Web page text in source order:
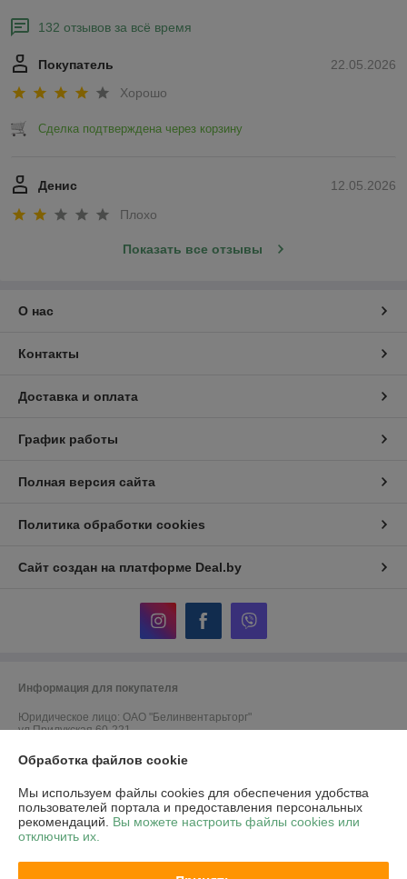
132 отзывов за всё время
22.05.2026
Покупатель
Хорошо
Сделка подтверждена через корзину
12.05.2026
Денис
Плохо
Показать все отзывы
О нас
Контакты
Доставка и оплата
График работы
Полная версия сайта
Политика обработки cookies
Сайт создан на платформе Deal.by
Информация для покупателя
Юридическое лицо: ОАО "Белинвентарьторг"
ул.Прилукская 60-221
Регистрационный номер ЕГР: 100045884
УНП: 100045884
Регистрационный орган: Минский горисполком
Ссылка на свидетельство/лицензию
Обработка файлов cookie
Мы используем файлы cookies для обеспечения удобства
пользователей портала и предоставления персональных
рекомендаций. Вы можете настроить файлы cookies или
отключить их.